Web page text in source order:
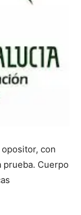
con
prueba. Cuerpo